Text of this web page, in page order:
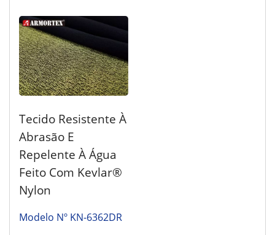
Tecido Resistente À
Abrasão E
Repelente À Água
Feito Com Kevlar®
Nylon
Modelo Nº KN-6362DR